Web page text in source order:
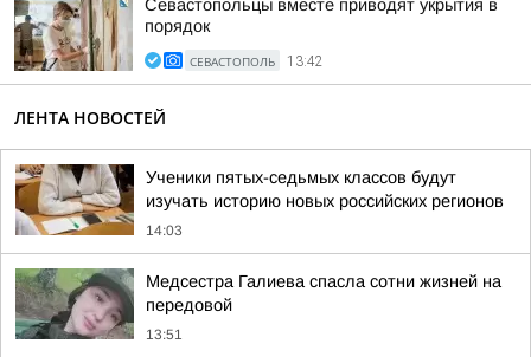
Севастопольцы вместе приводят укрытия в
порядок
СЕВАСТОПОЛЬ 13:42
ЛЕНТА НОВОСТЕЙ
Ученики пятых-седьмых классов будут
изучать историю новых российских регионов
14:03
Медсестра Галиева спасла сотни жизней на
передовой
13:51